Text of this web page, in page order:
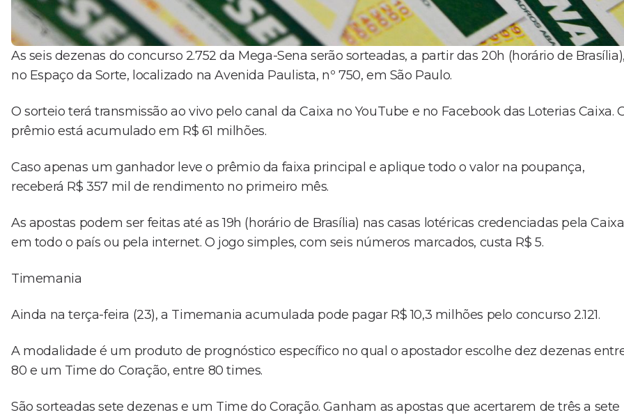
As seis dezenas do concurso 2.752 da Mega-Sena serão sorteadas, a partir das 20h (horário de
no Espaço da Sorte, localizado na Avenida Paulista, nº 750, em São Paulo.
O sorteio terá transmissão ao vivo pelo canal da Caixa no YouTube e no Facebook das Loterias Caixa.
prêmio está acumulado em R$ 61 milhões.
Caso apenas um ganhador leve o prêmio da faixa principal e aplique todo o valor na poupança,
receberá R$ 357 mil de rendimento no primeiro mês.
As apostas podem ser feitas até as 19h (horário de Brasília) nas casas lotéricas credenciadas pela
em todo o país ou pela internet. O jogo simples, com seis números marcados, custa R$ 5.
Timemania
Ainda na terça-feira (23), a Timemania acumulada pode pagar R$ 10,3 milhões pelo concurso 2.121.
A modalidade é um produto de prognóstico específico no qual o apostador escolhe dez dezenas
80 e um Time do Coração, entre 80 times.
São sorteadas sete dezenas e um Time do Coração. Ganham as apostas que acertarem de três a sete